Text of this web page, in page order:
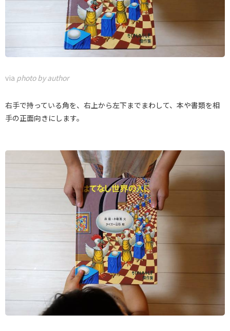
via photo by author
右手で持っている角を、右上から左下までまわして、本や書類を相
手の正面向きにします。